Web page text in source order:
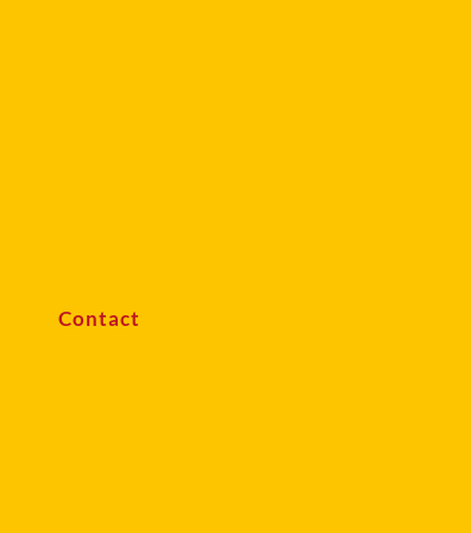
Contact